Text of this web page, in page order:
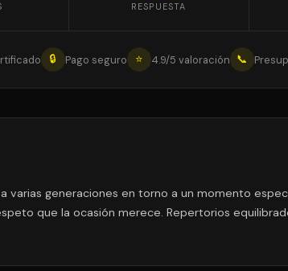
RESPUESTA
🔒 Pago seguro ⭐ 4.9/5 valoración 📞
varias generaciones en torno a un momento
que la ocasión merece. Repertorios